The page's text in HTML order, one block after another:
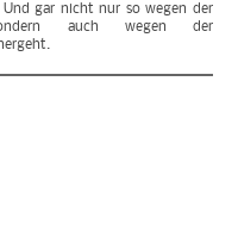
gar nicht nur so wegen der
auch wegen der